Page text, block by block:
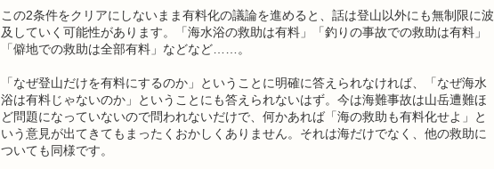
この2条件をクリアにしないまま有料化の議論を進めると、話は登山以外にも無制限に波
及していく可能性があります。「海水浴の救助は有料」「釣りの事故での救助は有料」
「僻地での救助は全部有料」などなど……。
「なぜ登山だけを有料にするのか」ということに明確に答えられなければ、「なぜ海水
浴は有料じゃないのか」ということにも答えられないはず。今は海難事故は山岳遭難ほ
ど問題になっていないので問われないだけで、何かあれば「海の救助も有料化せよ」と
いう意見が出てきてもまったくおかしくありません。それは海だけでなく、他の救助に
ついても同様です。